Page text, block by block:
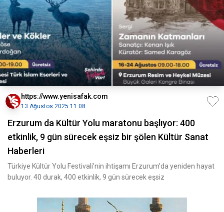
https://www.yenisafak.com
13 Ağustos 2025 11:08
Erzurum da Kültür Yolu maratonu başlıyor: 400
etkinlik, 9 gün sürecek eşsiz bir şölen Kültür Sanat
Haberleri
Türkiye Kültür Yolu Festivali’nin ihtişamı Erzurum’da yeniden hayat
buluyor. 40 durak, 400 etkinlik, 9 gün sürecek eşsiz